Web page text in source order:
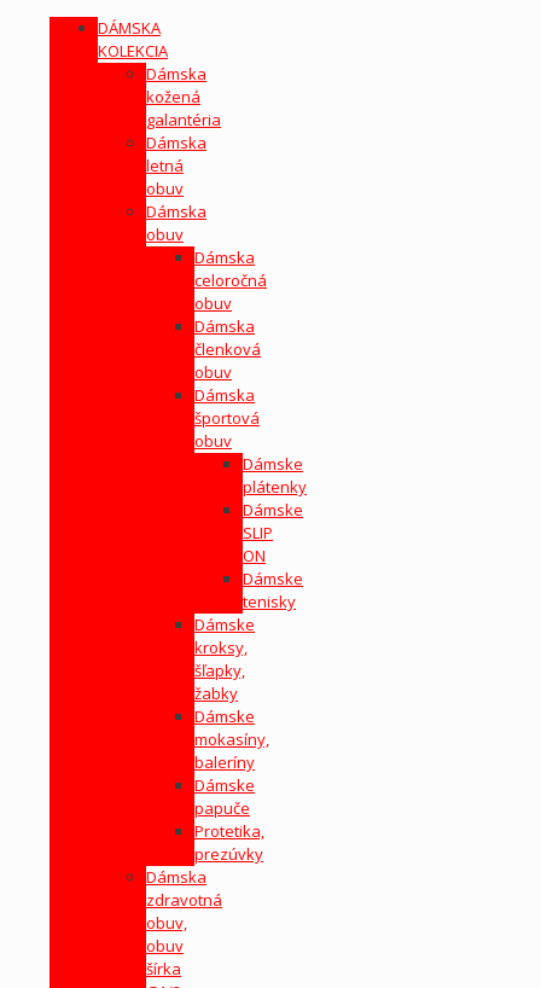
DÁMSKA
KOLEKCIA
Dámska
kožená
galantéria
Dámska
letná
obuv
Dámska
obuv
Dámska
celoročná
obuv
Dámska
členková
obuv
Dámska
športová
obuv
Dámske
plátenky
Dámske
SLIP
ON
Dámske
tenisky
Dámske
kroksy,
šľapky,
žabky
Dámske
mokasíny,
baleríny
Dámske
papuče
Protetika,
prezúvky
Dámska
zdravotná
obuv,
obuv
šírka